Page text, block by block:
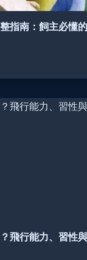
指南：飼主必懂
飛行能力、習性